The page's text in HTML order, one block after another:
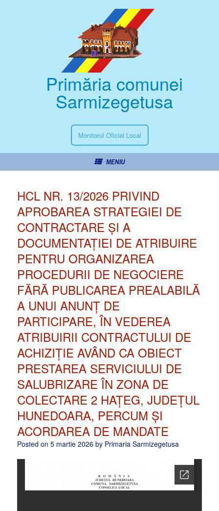
Primăria comunei
Sarmizegetusa
Monitorul Oficial Local
MENIU
HCL NR. 13/2026 PRIVIND
APROBAREA STRATEGIEI DE
CONTRACTARE ȘI A
DOCUMENTAȚIEI DE ATRIBUIRE
PENTRU ORGANIZAREA
PROCEDURII DE NEGOCIERE
FĂRĂ PUBLICAREA PREALABILĂ
A UNUI ANUNȚ DE
PARTICIPARE, ÎN VEDEREA
ATRIBUIRII CONTRACTULUI DE
ACHIZIȚIE AVÂND CA OBIECT
PRESTAREA SERVICIULUI DE
SALUBRIZARE ÎN ZONA DE
COLECTARE 2 HAȚEG, JUDEȚUL
HUNEDOARA, PERCUM ȘI
ACORDAREA DE MANDATE
Posted on 5 martie 2026 by Primaria Sarmizegetusa